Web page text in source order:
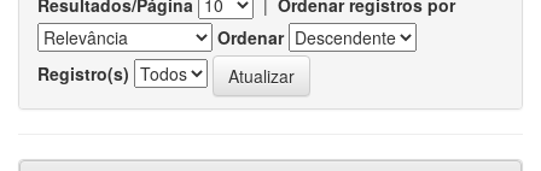
Resultados/Página | Ordenar registros por
Ordenar
Registro(s)